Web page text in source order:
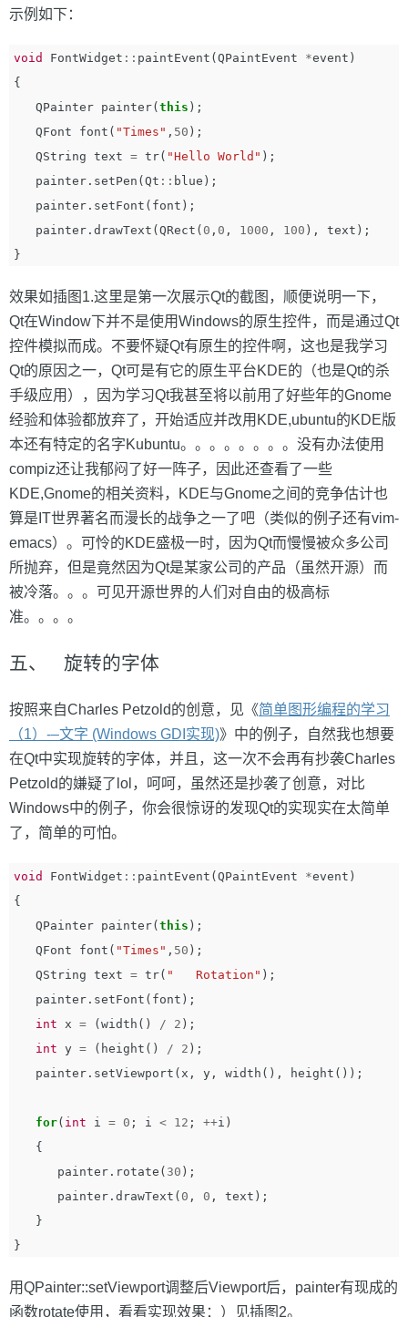
示例如下：
void FontWidget :: paintEvent ( QPaintEvent *event )
{
QPainter painter( this );
QFont
font ( "Times" , 50 );
QString text = tr( "Hello World" );
painter . setPen ( Qt :: blue );
painter . setFont ( font );
painter . drawText ( QRect ( 0 , 0 , 1000 , 100 ), text );
}
效果如插图1.这里是第一次展示Qt的截图，顺便说明一下，
Qt在Window下并不是使用Windows的原生控件，而是通过Qt
控件模拟而成。不要怀疑Qt有原生的控件啊，这也是我学习
Qt的原因之一，Qt可是有它的原生平台KDE的（也是Qt的杀
手级应用），因为学习Qt我甚至将以前用了好些年的Gnome
经验和体验都放弃了，开始适应并改用KDE,ubuntu的KDE版
本还有特定的名字Kubuntu。。。。。。。。没有办法使用
compiz还让我郁闷了好一阵子，因此还查看了一些
KDE,Gnome的相关资料，KDE与Gnome之间的竞争估计也
算是IT世界著名而漫长的战争之一了吧（类似的例子还有vim-
emacs）。可怜的KDE盛极一时，因为Qt而慢慢被众多公司
所抛弃，但是竟然因为Qt是某家公司的产品（虽然开源）而
被冷落。。。可见开源世界的人们对自由的极高标
准。。。。
五、 旋转的字体
按照来自Charles Petzold的创意，见《简单图形编程的学习
（1）-–文字 (Windows GDI实现)》中的例子，自然我也想要
在Qt中实现旋转的字体，并且，这一次不会再有抄袭Charles
Petzold的嫌疑了lol，呵呵，虽然还是抄袭了创意，对比
Windows中的例子，你会很惊讶的发现Qt的实现实在太简单
了，简单的可怕。
void FontWidget :: paintEvent ( QPaintEvent *event )
{
QPainter painter( this );
QFont
font ( "Times" , 50 );
QString text = tr( "   Rotation" );
painter . setFont ( font );
int x = ( width () / 2 );
int y = ( height () / 2 );
painter . setViewport ( x , y , width (), height ());
for( int i = 0 ; i < 12 ; ++i )
{
painter . rotate ( 30 );
painter . drawText ( 0 , 0 , text );
}
}
用QPainter::setViewport调整后Viewport后，painter有现成的
函数rotate使用，看看实现效果：）见插图2。